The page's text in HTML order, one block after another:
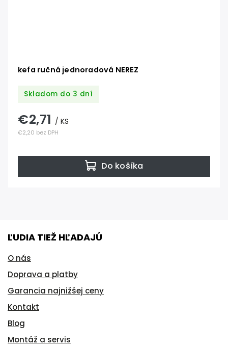
kefa ručná jednoradová NEREZ
Skladom do 3 dní
€2,20 bez DPH
€2,71 / KS
Do košíka
ĽUDIA TIEŽ HĽADAJÚ
O nás
Doprava a platby
Garancia najnižšej ceny
Kontakt
Blog
Montáž a servis